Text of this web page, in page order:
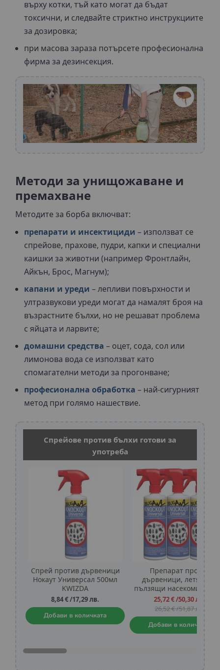
върху котки, тъй като могат да бъдат
токсични, и следвайте стриктно инструкциите
за дозировка;
при масова зараза потърсете професионална
фирма за дезинсекция.
Методи за унищожаване и
премахване
Методите за борба включват:
препарати и инсектициди – използват се
спрейове, прахове, пудри, капки и специални
каишки за животни (например Фронтлайн,
Айкън, Брос, Магнум);
капани и уреди – лепливи повърхности и
ултразвукови уреди могат да намалят броя на
възрастните бълхи, но не решават проблема
с яйцата и ларвите;
домашни средства – оцет, сода, сол или
лимонова вода се използват като
спомагателни методи за прогонване;
професионална обработка – най-сигурният
метод при голямо нашествие.
Спрейове против бълхи готови за
употреба
Спрей против дървеници
Нокаут Универсал 500мл
KWIZDA
8,84 €/17,29 лв.
Добави в количката
Препарат против
дървеници, летящи и
пълзящи насекоми
Универсал 3 x 500мл
Промо
цена
25,72 €/50,30 лв.
26,52 €/51,87 лв.
Добави в количката